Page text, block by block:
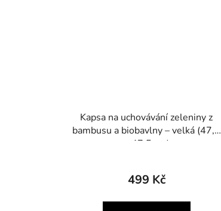
Kapsa na uchovávání zeleniny z
bambusu a biobavlny – velká (47,5
× 47,5 cm)
499 Kč